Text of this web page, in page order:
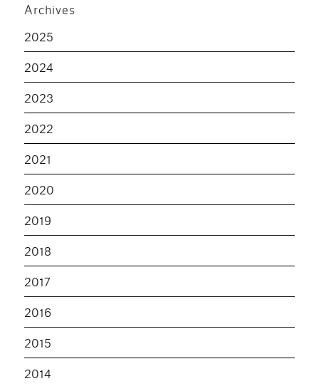
Archives
2025
2024
2023
2022
2021
2020
2019
2018
2017
2016
2015
2014